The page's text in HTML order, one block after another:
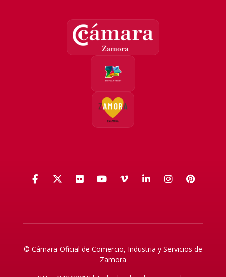
Facebook
X (Twitter)
FlickrYouTube
VimeoLinkedIn
© Cámara Oficial de Comercio, Industria y Servicios de
Zamora